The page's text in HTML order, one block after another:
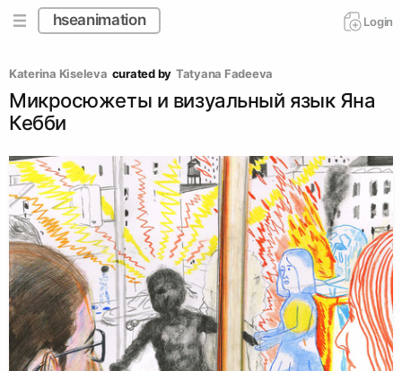
hseanimation Login
Katerina Kiseleva curated by Tatyana Fadeeva
Микросюжеты и визуальный язык Яна
Кебби